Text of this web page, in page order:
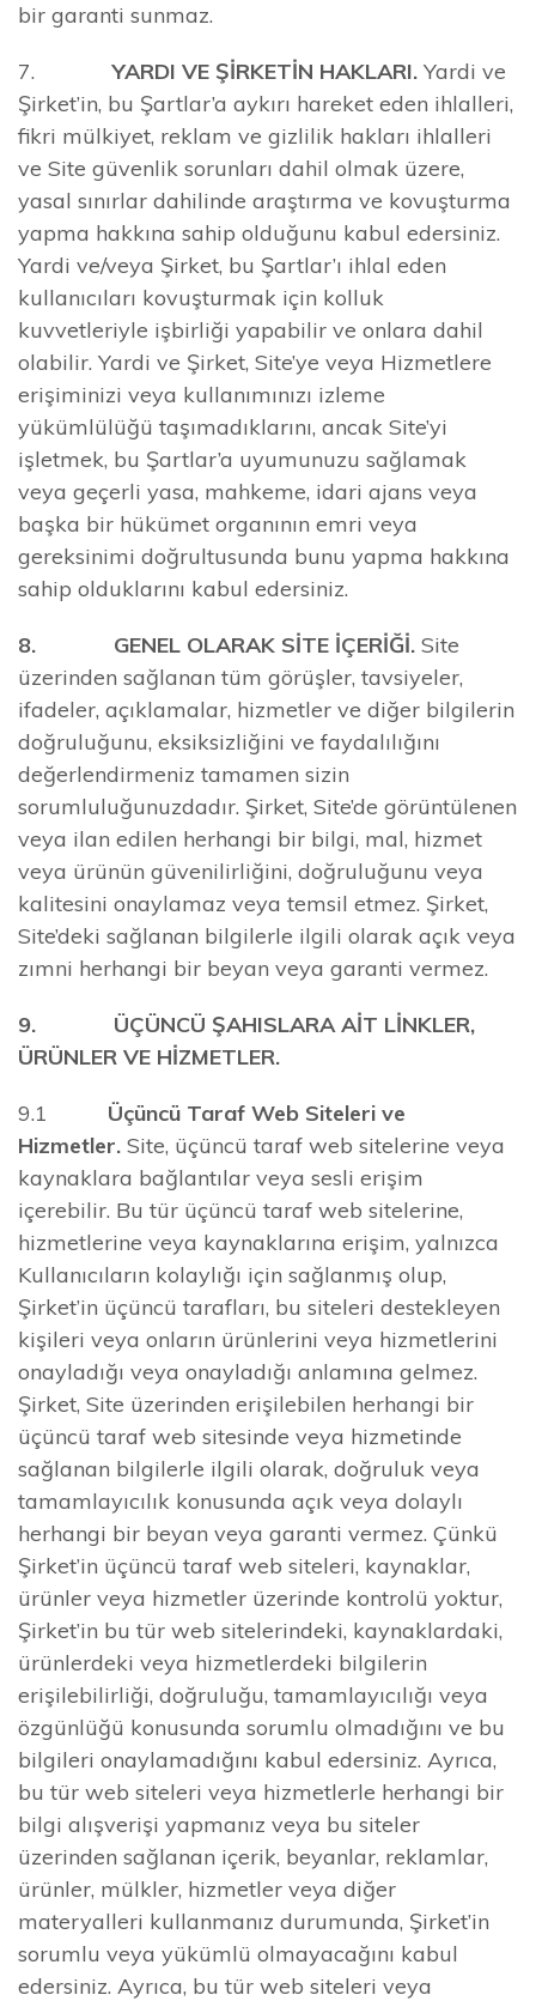
bir garanti sunmaz.
7.YARDI VE ŞİRKETİN HAKLARI. Yardi ve
Şirket’in, bu Şartlar’a aykırı hareket eden ihlalleri,
fikri mülkiyet, reklam ve gizlilik hakları ihlalleri
ve Site güvenlik sorunları dahil olmak üzere,
yasal sınırlar dahilinde araştırma ve kovuşturma
yapma hakkına sahip olduğunu kabul edersiniz.
Yardi ve/veya Şirket, bu Şartlar’ı ihlal eden
kullanıcıları kovuşturmak için kolluk
kuvvetleriyle işbirliği yapabilir ve onlara dahil
olabilir. Yardi ve Şirket, Site’ye veya Hizmetlere
erişiminizi veya kullanımınızı izleme
yükümlülüğü taşımadıklarını, ancak Site’yi
işletmek, bu Şartlar’a uyumunuzu sağlamak
veya geçerli yasa, mahkeme, idari ajans veya
başka bir hükümet organının emri veya
gereksinimi doğrultusunda bunu yapma hakkına
sahip olduklarını kabul edersiniz.
8. GENEL OLARAK SİTE İÇERİĞİ. Site
üzerinden sağlanan tüm görüşler, tavsiyeler,
ifadeler, açıklamalar, hizmetler ve diğer bilgilerin
doğruluğunu, eksiksizliğini ve faydalılığını
değerlendirmeniz tamamen sizin
sorumluluğunuzdadır. Şirket, Site’de görüntülenen
veya ilan edilen herhangi bir bilgi, mal, hizmet
veya ürünün güvenilirliğini, doğruluğunu veya
kalitesini onaylamaz veya temsil etmez. Şirket,
Site’deki sağlanan bilgilerle ilgili olarak açık veya
zımni herhangi bir beyan veya garanti vermez.
9. ÜÇÜNCÜ ŞAHISLARA AİT LİNKLER,
ÜRÜNLER VE HİZMETLER.
9.1 Üçüncü Taraf Web Siteleri ve
Hizmetler. Site, üçüncü taraf web sitelerine veya
kaynaklara bağlantılar veya sesli erişim
içerebilir. Bu tür üçüncü taraf web sitelerine,
hizmetlerine veya kaynaklarına erişim, yalnızca
Kullanıcıların kolaylığı için sağlanmış olup,
Şirket’in üçüncü tarafları, bu siteleri destekleyen
kişileri veya onların ürünlerini veya hizmetlerini
onayladığı veya onayladığı anlamına gelmez.
Şirket, Site üzerinden erişilebilen herhangi bir
üçüncü taraf web sitesinde veya hizmetinde
sağlanan bilgilerle ilgili olarak, doğruluk veya
tamamlayıcılık konusunda açık veya dolaylı
herhangi bir beyan veya garanti vermez. Çünkü
Şirket’in üçüncü taraf web siteleri, kaynaklar,
ürünler veya hizmetler üzerinde kontrolü yoktur,
Şirket’in bu tür web sitelerindeki, kaynaklardaki,
ürünlerdeki veya hizmetlerdeki bilgilerin
erişilebilirliği, doğruluğu, tamamlayıcılığı veya
özgünlüğü konusunda sorumlu olmadığını ve bu
bilgileri onaylamadığını kabul edersiniz. Ayrıca,
bu tür web siteleri veya hizmetlerle herhangi bir
bilgi alışverişi yapmanız veya bu siteler
üzerinden sağlanan içerik, beyanlar, reklamlar,
ürünler, mülkler, hizmetler veya diğer
materyalleri kullanmanız durumunda, Şirket’in
sorumlu veya yükümlü olmayacağını kabul
edersiniz. Ayrıca, bu tür web siteleri veya